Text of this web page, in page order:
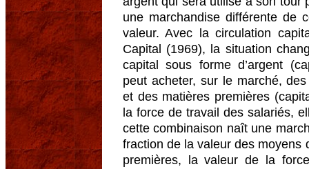
une marchandise différente de
valeur. Avec la circulation
Capital (1969), la situation
capital sous forme d’argent
peut acheter, sur le marché,
et des matières premières
la force de travail des salariés,
cette combinaison naît une
fraction de la valeur des moyens
premières, la valeur de la